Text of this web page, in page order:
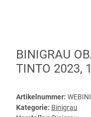
BINIGRAU
TINTO 2023,
Artikelnummer:
Kategorie: Binigrau